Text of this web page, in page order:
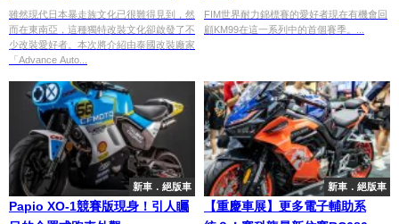
走」Honda Monkey 125，東南
亞掀起暴走族熱潮！
雖然現代日本暴走族文化已很難得見到，然
而在東南亞，這種獨特改裝文化卻啟發了不
少改裝愛好者。本次將介紹由泰國改裝廠家
「Advance Auto...
FIM世界耐力錦標賽的愛好者現在有機會回
顧KM99在這一系列中的首個賽季。...
新車．絕版車
Papio XO-1競賽版現身！引人矚
新車．絕版車
【重慶車展】更多電子輔助系